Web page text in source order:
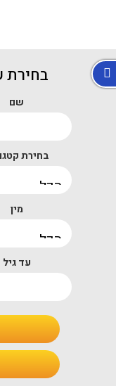
בחירת
שם
בחירת
מין
עד גיל